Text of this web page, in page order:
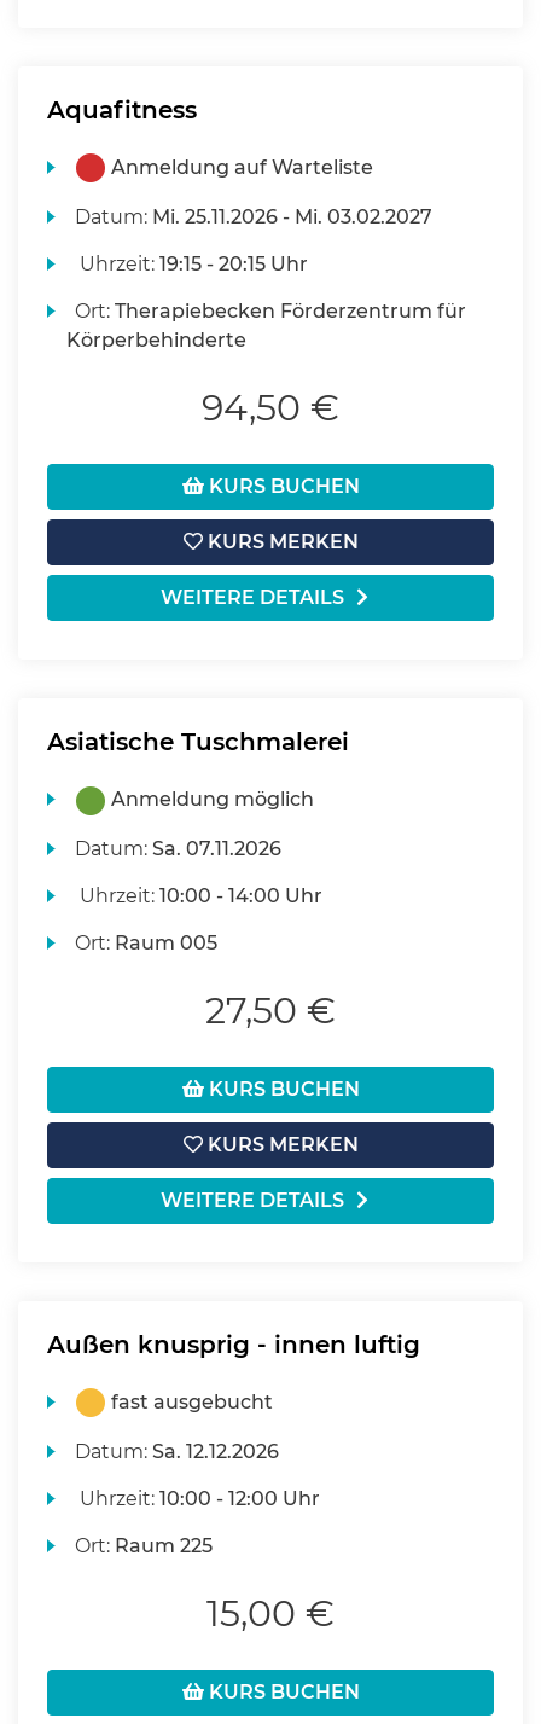
Aquafitness
Anmeldung auf Warteliste
Datum: Mi. 25.11.2026 - Mi. 03.02.2027
Uhrzeit:19:15 - 20:15 Uhr
Ort:Therapiebecken Förderzentrum für
Körperbehinderte
94,50 €
KURS BUCHEN
KURS MERKEN
WEITERE DETAILS
Asiatische Tuschmalerei
Anmeldung möglich
Datum:Sa. 07.11.2026
Uhrzeit:10:00 - 14:00 Uhr
Ort: Raum 005
27,50 €
KURS BUCHEN
KURS MERKEN
WEITERE DETAILS
Außen knusprig - innen luftig
fast ausgebucht
Datum:Sa. 12.12.2026
Uhrzeit:10:00 - 12:00 Uhr
Ort: Raum 225
15,00 €
KURS BUCHEN